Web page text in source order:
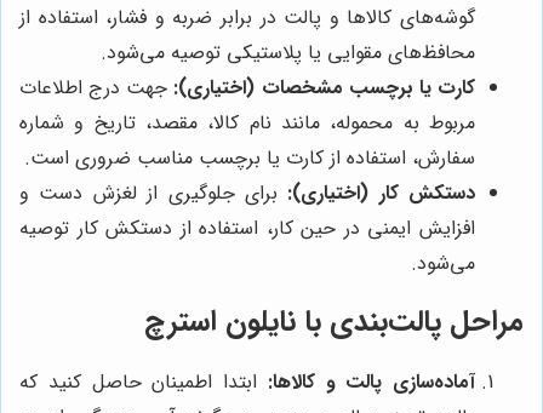
گوشه‌های کالاها و پالت در برابر ضربه و فشار، استفاده از
محافظ‌های مقوایی یا پلاستیکی توصیه می‌شود.
کارت یا برچسب مشخصات (اختیاری): جهت درج اطلاعات
مربوط به محموله، مانند نام کالا، مقصد، تاریخ و شماره
سفارش، استفاده از کارت یا برچسب مناسب ضروری است.
دستکش کار (اختیاری): برای جلوگیری از لغزش دست و
افزایش ایمنی در حین کار، استفاده از دستکش کار توصیه
می‌شود.
مراحل پالت‌بندی با نایلون استرچ
آماده‌سازی پالت و کالاها: ابتدا اطمینان حاصل کنید که